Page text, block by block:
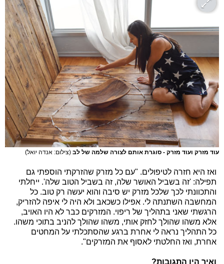
עוד מזרק ועוד מזרק - סוגרת אותם לצורה שלמה של לב (צילום: אנדה יואל)
ואז היא חזרה לטיפולים. "עם כל מזרק שהזרקתי הוספתי גם
תפילה: 'זה בשביל האושר שלה, זה בשביל הטוב שלה'. ייחלתי
והתכוונתי לכך שלכל מזרק יש סיבה והוא יעשה רק טוב. כל
המחשבה השתנתה לי. אפילו כשכאב ולא היה לי איפה להזריק,
הרגשתי שאני בתהליך של ריפוי. המזרקים כבר לא היו האויב,
אלא משהו שהולך לחזק אותי, משהו שהולך להניב בתוכי משהו.
כל התהליך נראה לי אחרת ברגע שהסתכלתי על המחטים
אחרת, ואז החלטתי לאסוף את המזרקים".
ואיך היו התגובות?